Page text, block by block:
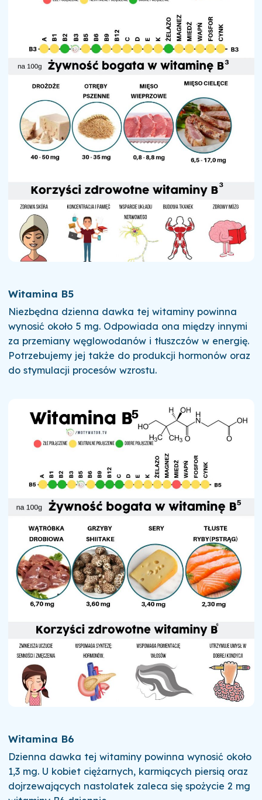
Witamina B5
Niezbędna dzienna dawka tej witaminy powinna
wynosić około 5 mg. Odpowiada ona między innymi
za przemiany węglowodanów i tłuszczów w energię.
Potrzebujemy jej także do produkcji hormonów oraz
do stymulacji procesów wzrostu.
Witamina B6
Dzienna dawka tej witaminy powinna wynosić około
1,3 mg. U kobiet ciężarnych, karmiących piersią oraz
dojrzewających nastolatek zaleca się spożycie 2 mg